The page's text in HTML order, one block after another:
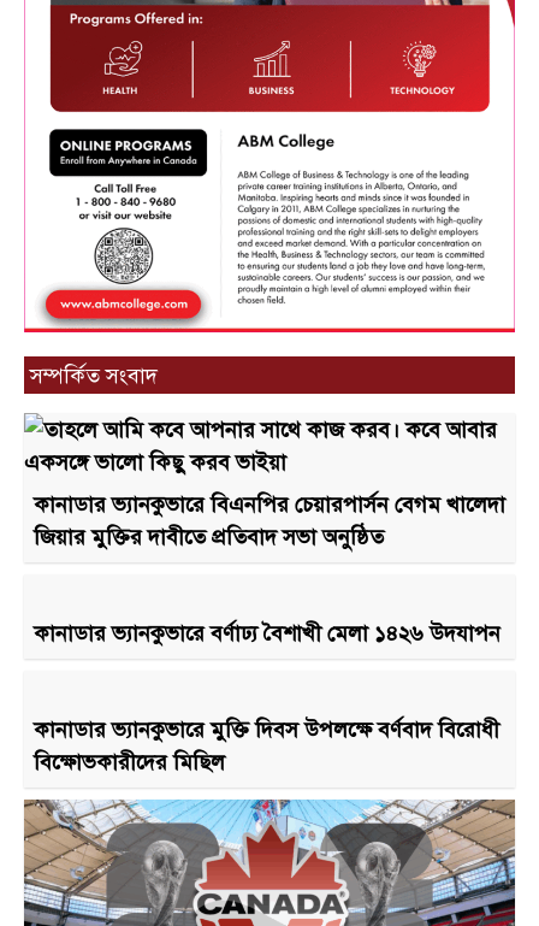
সম্পর্কিত সংবাদ
কানাডার ভ্যানকুভারে বিএনপির চেয়ারপার্সন বেগম খালেদা
জিয়ার মুক্তির দাবীতে প্রতিবাদ সভা অনুষ্ঠিত
কানাডার ভ্যানকুভারে বর্ণাঢ্য বৈশাখী মেলা ১৪২৬ উদযাপন
কানাডার ভ্যানকুভারে মুক্তি দিবস উপলক্ষে বর্ণবাদ বিরোধী
বিক্ষোভকারীদের মিছিল